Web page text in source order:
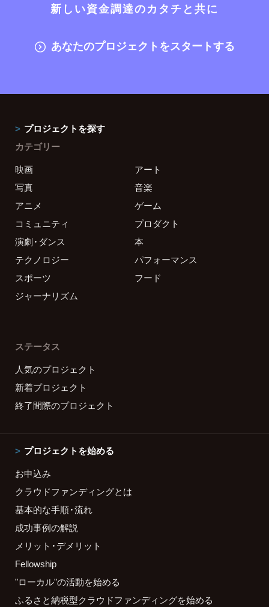
新しい資金調達のカタチと共に
あなたのプロジェクトをスタートする
プロジェクトを探す
カテゴリー
映画
アート
写真
音楽
アニメ
ゲーム
コミュニティ
プロダクト
演劇・ダンス
本
テクノロジー
パフォーマンス
スポーツ
フード
ジャーナリズム
ステータス
人気のプロジェクト
新着プロジェクト
終了間際のプロジェクト
プロジェクトを始める
お申込み
クラウドファンディングとは
基本的な手順・流れ
成功事例の解説
メリット・デメリット
Fellowship
"ローカル"の活動を始める
ふるさと納税型クラウドファンディングを始める